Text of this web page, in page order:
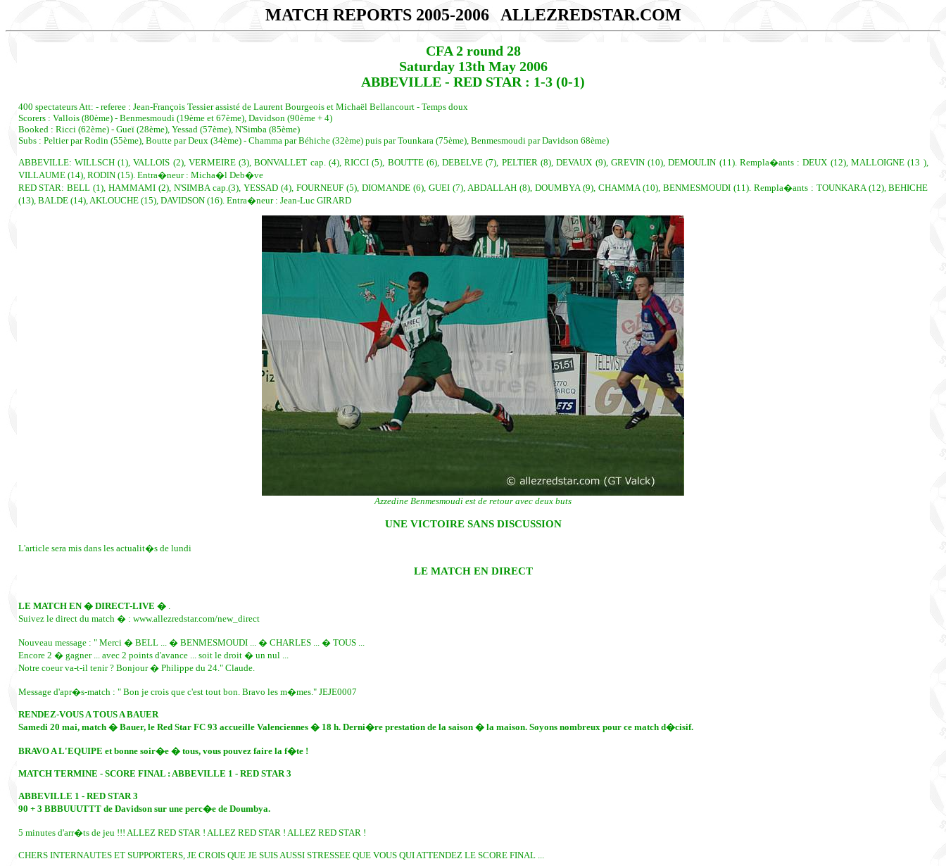
MATCH REPORTS 2005-2006 ALLEZREDSTAR.COM
CFA 2 round 28
Saturday 13th May 2006
ABBEVILLE - RED STAR : 1-3 (0-1)
400 spectateurs Att: - referee : Jean-François Tessier assisté de Laurent Bourgeois et Michaël Bellancourt - Temps doux
Scorers : Vallois (80ème) - Benmesmoudi (19ème et 67ème), Davidson (90ème + 4)
Booked : Ricci (62ème) - Gueï (28ème), Yessad (57ème), N'Simba (85ème)
Subs : Peltier par Rodin (55ème), Boutte par Deux (34ème) - Chamma par Béhiche (32ème) puis par Tounkara (75ème), Benmesmoudi par Davidson 68ème)
ABBEVILLE: WILLSCH (1), VALLOIS (2), VERMEIRE (3), BONVALLET cap. (4), RICCI (5), BOUTTE (6), DEBELVE (7), PELTIER (8), DEVAUX (9), GREVIN (10), DEMOULIN (11). Rempla�ants : DEUX (12), MALLOIGNE (13 ),
VILLAUME (14), RODIN (15). Entra�neur : Micha�l Deb�ve
RED STAR: BELL (1), HAMMAMI (2), N'SIMBA cap.(3), YESSAD (4), FOURNEUF (5), DIOMANDE (6), GUEI (7), ABDALLAH (8), DOUMBYA (9), CHAMMA (10), BENMESMOUDI (11). Rempla�ants : TOUNKARA (12), BEHICHE
(13), BALDE (14), AKLOUCHE (15), DAVIDSON (16). Entra�neur : Jean-Luc GIRARD
Azzedine Benmesmoudi est de retour avec deux buts
UNE VICTOIRE SANS DISCUSSION
L'article sera mis dans les actualit�s de lundi
LE MATCH EN DIRECT
LE MATCH EN � DIRECT-LIVE �
Suivez le direct du match � : www.allezredstar.com/new_direct
Nouveau message : " Merci � BELL ... � BENMESMOUDI ... � CHARLES ... � TOUS ...
Encore 2 � gagner ... avec 2 points d'avance ... soit le droit � un nul ...
Notre coeur va-t-il tenir ? Bonjour � Philippe du 24." Claude.
Message d'apr�s-match : " Bon je crois que c'est tout bon. Bravo les m�mes." JEJE0007
RENDEZ-VOUS A TOUS A BAUER
Samedi 20 mai, match � Bauer, le Red Star FC 93 accueille Valenciennes � 18 h. Derni�re prestation de la saison � la maison. Soyons nombreux pour ce match d�cisif.
BRAVO A L'EQUIPE et bonne soir�e � tous, vous pouvez faire la f�te !
MATCH TERMINE - SCORE FINAL : ABBEVILLE 1 - RED STAR 3
ABBEVILLE 1 - RED STAR 3
90 + 3 BBBUUUTTT de Davidson sur une perc�e de Doumbya.
5 minutes d'arr�ts de jeu !!! ALLEZ RED STAR ! ALLEZ RED STAR ! ALLEZ RED STAR !
CHERS INTERNAUTES ET SUPPORTERS, JE CROIS QUE JE SUIS AUSSI STRESSEE QUE VOUS QUI ATTENDEZ LE SCORE FINAL ...